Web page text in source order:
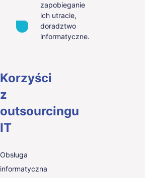
zapobieganie
ich utracie,
doradztwo
informatyczne.
Korzyści
z
outsourcingu
IT
Obsługa
informatyczna